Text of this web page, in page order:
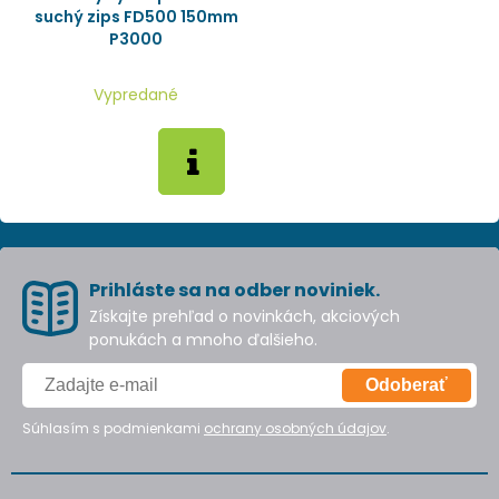
suchý zips FD500 150mm
P3000
Vypredané
Prihláste sa na odber noviniek.
Získajte prehľad o novinkách, akciových
ponukách a mnoho ďalšieho.
Odoberať
Súhlasím s podmienkami ochrany osobných údajov.